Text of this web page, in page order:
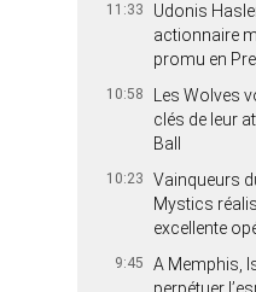
11:33
Udonis
actionnaire
promu en
10:58
Les Wolves
clés de leur
Ball
10:23
Vainqueurs
Mystics
excellente
9:45
A Memphis,